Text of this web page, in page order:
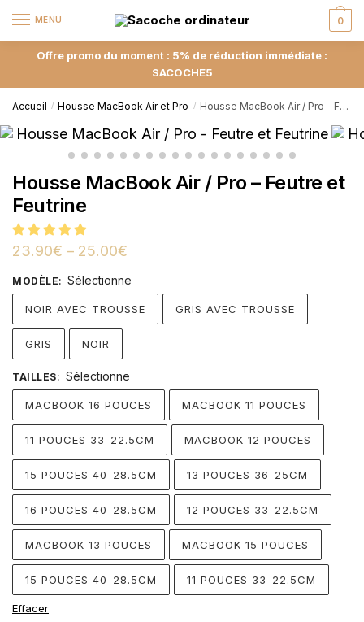
MENU 0
Offre promo du moment : 5% de réduction immédiate :
SACOCHE5
Accueil / Housse MacBook Air et Pro / Housse MacBook Air / Pro – Feutre et Feutrine
Housse MacBook Air / Pro – Feutre et
Feutrine
23.90€ – 25.00€
MODÈLE: Sélectionne
NOIR AVEC TROUSSE GRIS AVEC TROUSSE
GRIS NOIR
TAILLES: Sélectionne
MACBOOK 16 POUCES MACBOOK 11 POUCES
11 POUCES 33-22.5CM MACBOOK 12 POUCES
15 POUCES 40-28.5CM 13 POUCES 36-25CM
16 POUCES 40-28.5CM 12 POUCES 33-22.5CM
MACBOOK 13 POUCES MACBOOK 15 POUCES
15 POUCES 40-28.5CM 11 POUCES 33-22.5CM
Effacer